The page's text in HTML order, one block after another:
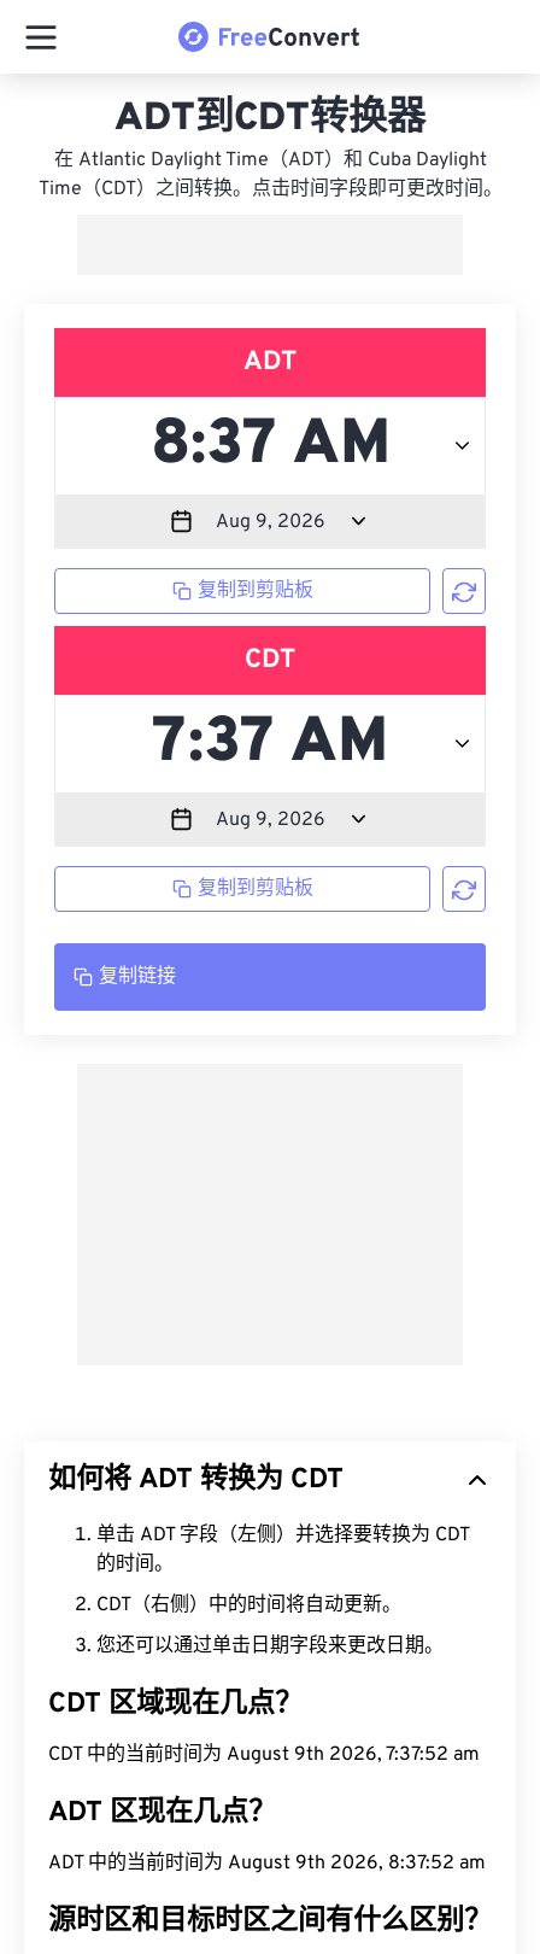
ADT到CDT转换器
在 Atlantic Daylight Time（ADT）和 Cuba Daylight
Time（CDT）之间转换。点击时间字段即可更改时间。
ADT
复制到剪贴板
CDT
复制到剪贴板
复制链接
如何将 ADT 转换为 CDT
单击 ADT 字段（左侧）并选择要转换为 CDT
的时间。
CDT（右侧）中的时间将自动更新。
您还可以通过单击日期字段来更改日期。
CDT 区域现在几点？
CDT 中的当前时间为 August 9th 2026, 7:37:53 am
ADT 区现在几点？
ADT 中的当前时间为 August 9th 2026, 8:37:53 am
源时区和目标时区之间有什么区别？